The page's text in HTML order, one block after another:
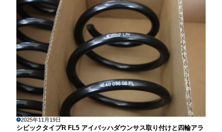
2025年11月19日
シビックタイプR FL5 アイバッハダウンサス取り付けと四輪アラ